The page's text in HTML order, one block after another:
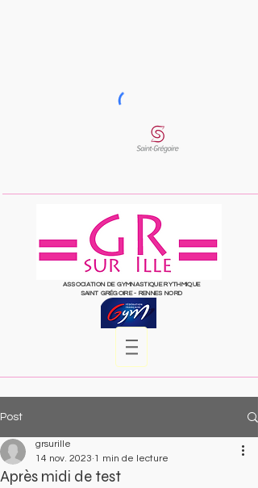
ASSOCIATION DE GYMNASTIQUE RYTHMIQUE
SAINT GRÉGOIRE- RENNES NORD
Post
Après midi de test
grsurille
14 nov. 2023 1 min de lecture